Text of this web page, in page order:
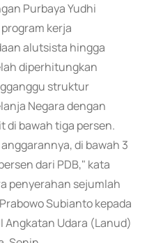
Purbaya Yudhi
kerja
alutsista hingga
diperhitungkan
struktur
Negara dengan
di bawah tiga persen.
di bawah 3
dari PDB," kata
penyerahan sejumlah
Subianto kepada
Angkatan Udara (Lanud)